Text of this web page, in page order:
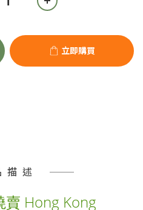
立即購買
描述
賣 Hong Kong